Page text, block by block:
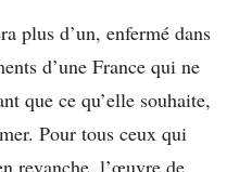
plus d’un, enfermé dans
d’une France qui ne
que ce qu’elle souhaite,
Pour tous ceux qui